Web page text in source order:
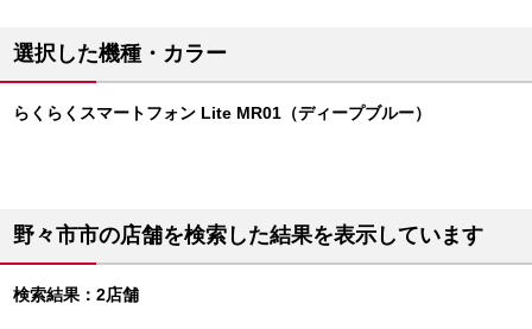
選択した機種・カラー
らくらくスマートフォン Lite MR01（ディープブルー）
野々市市の店舗を検索した結果を表示しています
検索結果：2店舗